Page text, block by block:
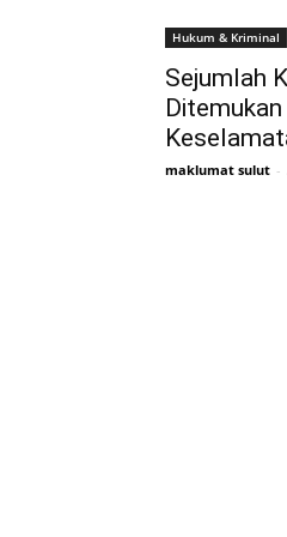
Hukum & Kriminal
Sejumlah
maklumat sulut -